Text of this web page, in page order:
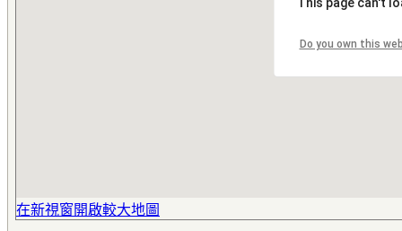
Do you own this
在新視窗開啟較大地圖